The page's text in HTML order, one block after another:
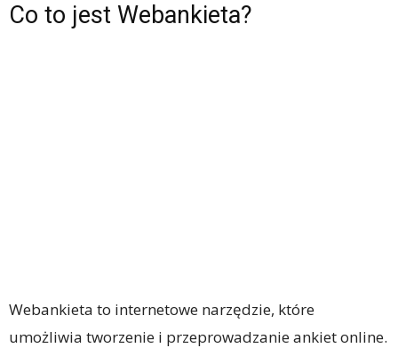
Co to jest Webankieta?
Webankieta to internetowe narzędzie, które
umożliwia tworzenie i przeprowadzanie ankiet online.